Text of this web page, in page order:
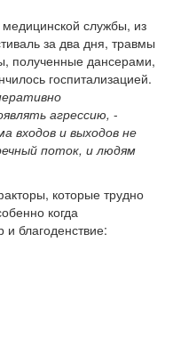
службы, из
за два дня, травмы
полученные дансерами,
госпитализацией.
агрессию, -
входов и выходов не
поток, и людям
которые трудно
когда
благоденствие: